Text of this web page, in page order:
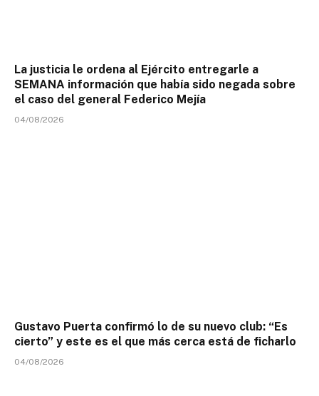
La justicia le ordena al Ejército entregarle a
SEMANA información que había sido negada sobre
el caso del general Federico Mejía
04/08/2026
Gustavo Puerta confirmó lo de su nuevo club: “Es
cierto” y este es el que más cerca está de ficharlo
04/08/2026